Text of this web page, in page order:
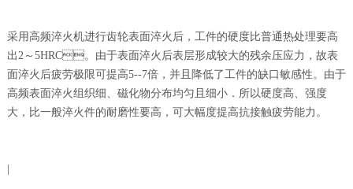
采用高频淬火机进行齿轮表面淬火后，工件的硬度比普通热处理要高
出2～5HRC。由于表面淬火后表层形成较大的残余压应力，故表
面淬火后疲劳极限可提高5--7倍，并且降低了工件的缺口敏感性。由于
高频表面淬火组织细、磁化物分布均匀且细小．所以硬度高、强度
大，比一般淬火件的耐磨性要高，可大幅度提高抗接触疲劳能力。
|